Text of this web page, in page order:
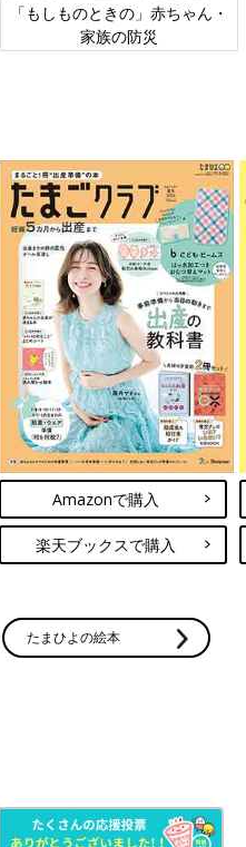
かな表情を提供したい
のように過ごしていたんです
ル」の宿泊プランでは、チェ
セリングで、育児で困ってい
うかがいました。「たとえ
て、なかなか眠れない」とい
かりして休んでいただく、と
べながら過ごしてもらって、
ちらで手配したお弁当でも、
画デートに行ってきます、と
マッサージを受ける方もいま
ただくお茶会を実施したの
「ゆっくりできましたか？ 寝
にしました。適度な距離感
「もしものときの」赤ちゃん・
家族の防災
Amazonで購入
楽天ブックスで購入
たまひよの絵本